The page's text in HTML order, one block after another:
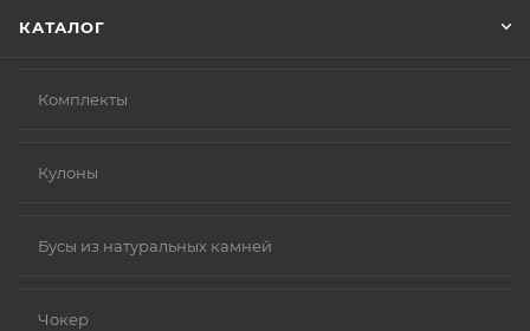
КАТАЛОГ
Комплекты
Кулоны
Бусы из натуральных камней
Чокер